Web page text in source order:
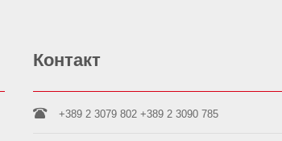
Контакт
+389 2 3079 802 +389 2 3090 785